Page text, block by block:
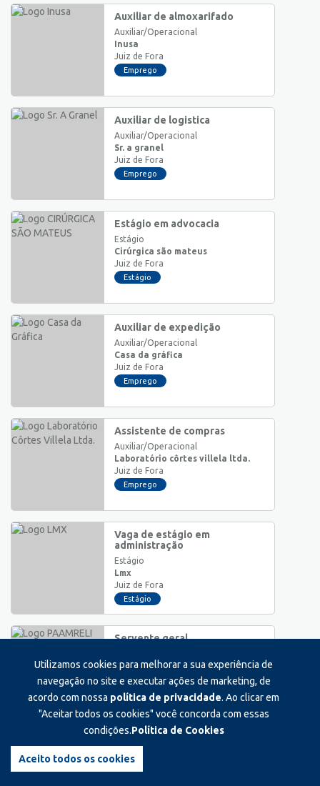
Auxiliar de almoxarifado
Auxiliar/Operacional
Inusa
Juiz de Fora
Emprego
Auxiliar de logistica
Auxiliar/Operacional
Sr. a granel
Juiz de Fora
Emprego
Estágio em advocacia
Estágio
Cirúrgica são mateus
Juiz de Fora
Estágio
Auxiliar de expedição
Auxiliar/Operacional
Casa da gráfica
Juiz de Fora
Emprego
Assistente de compras
Auxiliar/Operacional
Laboratório côrtes villela ltda.
Juiz de Fora
Emprego
Vaga de estágio em
administração
Estágio
Lmx
Juiz de Fora
Estágio
Servente geral
Paamreli
Ewbank da Câmara
Emprego
hidraulica
Utilizamos cookies para melhorar a sua experiência de
navegação no site e executar ações de marketing, de
acordo com nossa política de privacidade. Ao clicar em
"Aceitar todos os cookies" você concorda com essas
condições.Política de Cookies
Aceito todos os cookies